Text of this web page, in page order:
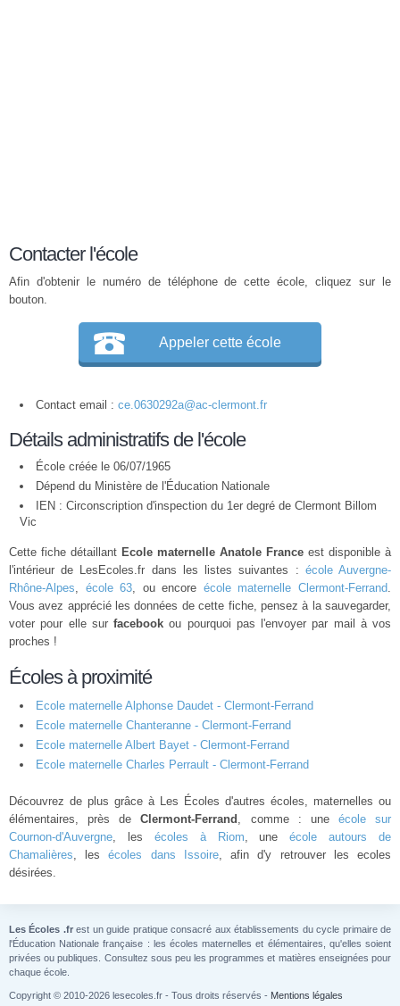
Contacter l'école
Afin d'obtenir le numéro de téléphone de cette école, cliquez sur le
bouton.
Appeler cette école
Contact email : ce.0630292a@ac-clermont.fr
Détails administratifs de l'école
École créée le 06/07/1965
Dépend du Ministère de l'Éducation Nationale
IEN : Circonscription d'inspection du 1er degré de Clermont Billom
Vic
Cette fiche détaillant Ecole maternelle Anatole France est disponible à
l'intérieur de LesEcoles.fr dans les listes suivantes : école Auvergne-
Rhône-Alpes, école 63, ou encore école maternelle Clermont-Ferrand.
Vous avez apprécié les données de cette fiche, pensez à la sauvegarder,
voter pour elle sur facebook ou pourquoi pas l'envoyer par mail à vos
proches !
Écoles à proximité
Ecole maternelle Alphonse Daudet - Clermont-Ferrand
Ecole maternelle Chanteranne - Clermont-Ferrand
Ecole maternelle Albert Bayet - Clermont-Ferrand
Ecole maternelle Charles Perrault - Clermont-Ferrand
Découvrez de plus grâce à Les Écoles d'autres écoles, maternelles ou
élémentaires, près deClermont-Ferrand , comme : une école sur
Cournon-d'Auvergne, les écoles à Riom, uneécole autours de
Chamalières, lesécoles dans Issoire, afin d'y retrouver les ecoles
désirées.
Les Écoles .frest un guide pratique consacré aux établissements du cycle primaire de
l'Éducation Nationale française : les écoles maternelles et élémentaires, qu'elles soient
privées ou publiques. Consultez sous peu les programmes et matières enseignées pour
chaque école.
Copyright © 2010-2026 lesecoles.fr - Tous droits réservés - Mentions légales